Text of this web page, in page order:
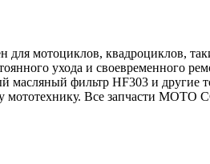
мотоциклов, квадроциклов,
ухода и своевременного
фильтр HF303 и другие
Все запчасти МОТО